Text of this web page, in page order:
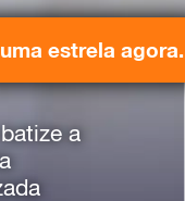
estrela agora.
a